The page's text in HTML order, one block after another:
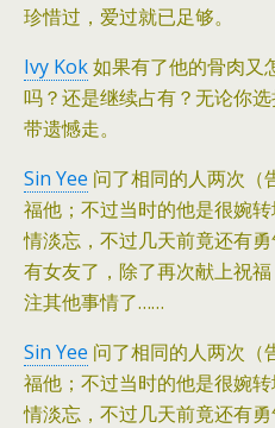
珍惜过，爱过就已足够。
Ivy Kok如果有了他的骨肉又
吗？还是继续占有？无论你选
带遗憾走。
Sin Yee 问了相同的人两次（
福他；不过当时的他是很婉
情淡忘，不过几天前竟还有
有女友了，除了再次献上祝
注其他事情了……
Sin Yee 问了相同的人两次（
福他；不过当时的他是很婉
情淡忘，不过几天前竟还有